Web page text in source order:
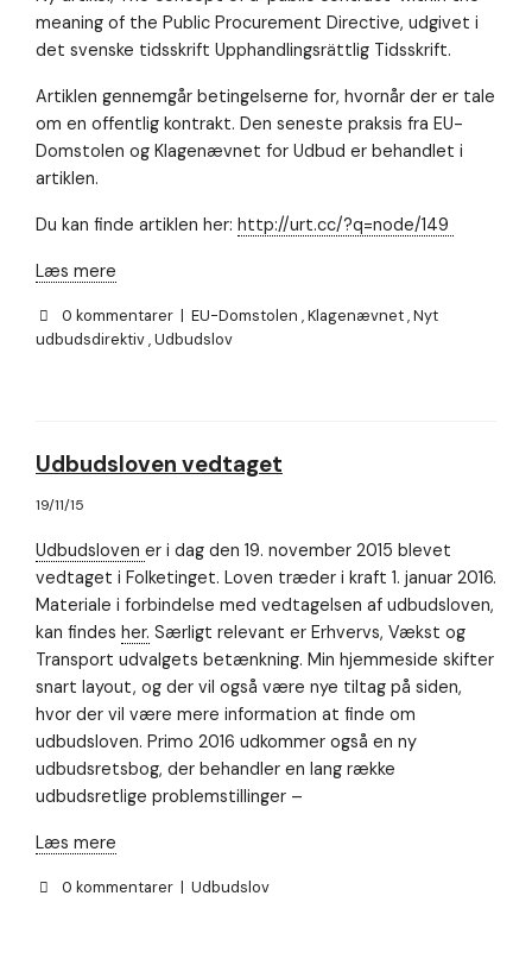
meaning of the Public Procurement Directive, udgivet i
det svenske tidsskrift Upphandlingsrättlig Tidsskrift.
Artiklen gennemgår betingelserne for, hvornår der er tale
om en offentlig kontrakt. Den seneste praksis fra EU-
Domstolen og Klagenævnet for Udbud er behandlet i
artiklen.
Du kan finde artiklen her: http://urt.cc/?q=node/149
Læs mere
0 kommentarer | EU-Domstolen ,Klagenævnet,Nyt
udbudsdirektiv,Udbudslov
Udbudsloven vedtaget
19/11/15
Udbudsloven er i dag den 19. november 2015 blevet
vedtaget i Folketinget. Loven træder i kraft 1. januar 2016.
Materiale i forbindelse med vedtagelsen af udbudsloven,
kan findes her. Særligt relevant er Erhvervs, Vækst og
Transport udvalgets betænkning. Min hjemmeside skifter
snart layout, og der vil også være nye tiltag på siden,
hvor der vil være mere information at finde om
udbudsloven. Primo 2016 udkommer også en ny
udbudsretsbog, der behandler en lang række
udbudsretlige problemstillinger –
Læs mere
0 kommentarer | Udbudslov